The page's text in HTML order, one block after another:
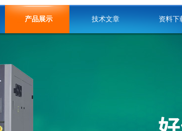
产品展示 技术文章 资料下